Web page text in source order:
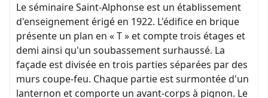
Le séminaire Saint-Alphonse est un établissement
d'enseignement érigé en 1922. L'édifice en brique
présente un plan en « T » et compte trois étages et
demi ainsi qu'un soubassement surhaussé. La
façade est divisée en trois parties séparées par des
murs coupe-feu. Chaque partie est surmontée d'un
lanternon et comporte un avant-corps à pignon. Le